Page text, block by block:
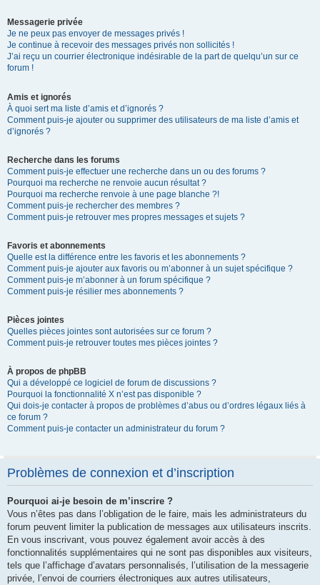
Messagerie privée
Je ne peux pas envoyer de messages privés !
Je continue à recevoir des messages privés non sollicités !
J’ai reçu un courrier électronique indésirable de la part de quelqu’un sur ce
forum !
Amis et ignorés
À quoi sert ma liste d’amis et d’ignorés ?
Comment puis-je ajouter ou supprimer des utilisateurs de ma liste d’amis et
d’ignorés ?
Recherche dans les forums
Comment puis-je effectuer une recherche dans un ou des forums ?
Pourquoi ma recherche ne renvoie aucun résultat ?
Pourquoi ma recherche renvoie à une page blanche ?!
Comment puis-je rechercher des membres ?
Comment puis-je retrouver mes propres messages et sujets ?
Favoris et abonnements
Quelle est la différence entre les favoris et les abonnements ?
Comment puis-je ajouter aux favoris ou m’abonner à un sujet spécifique ?
Comment puis-je m’abonner à un forum spécifique ?
Comment puis-je résilier mes abonnements ?
Pièces jointes
Quelles pièces jointes sont autorisées sur ce forum ?
Comment puis-je retrouver toutes mes pièces jointes ?
À propos de phpBB
Qui a développé ce logiciel de forum de discussions ?
Pourquoi la fonctionnalité X n’est pas disponible ?
Qui dois-je contacter à propos de problèmes d’abus ou d’ordres légaux liés à
ce forum ?
Comment puis-je contacter un administrateur du forum ?
Problèmes de connexion et d’inscription
Pourquoi ai-je besoin de m’inscrire ?
Vous n’êtes pas dans l’obligation de le faire, mais les administrateurs du
forum peuvent limiter la publication de messages aux utilisateurs inscrits.
En vous inscrivant, vous pouvez également avoir accès à des
fonctionnalités supplémentaires qui ne sont pas disponibles aux visiteurs,
tels que l’affichage d’avatars personnalisés, l’utilisation de la messagerie
privée, l’envoi de courriers électroniques aux autres utilisateurs,